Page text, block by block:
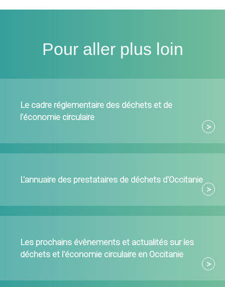
Pour aller plus loin
Le cadre réglementaire des déchets et de
l'économie circulaire
L'annuaire des prestataires de déchets d'Occitanie
Les prochains évènements et actualités sur les
déchets et l'économie circulaire en Occitanie